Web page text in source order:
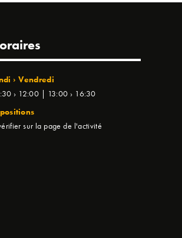
› Vendredi
› 12:00 | 13:00 › 16:30
sur la page de l'activité